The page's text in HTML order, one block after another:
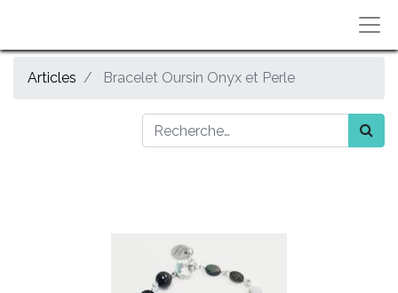
Articles Bracelet Oursin Onyx et Perle